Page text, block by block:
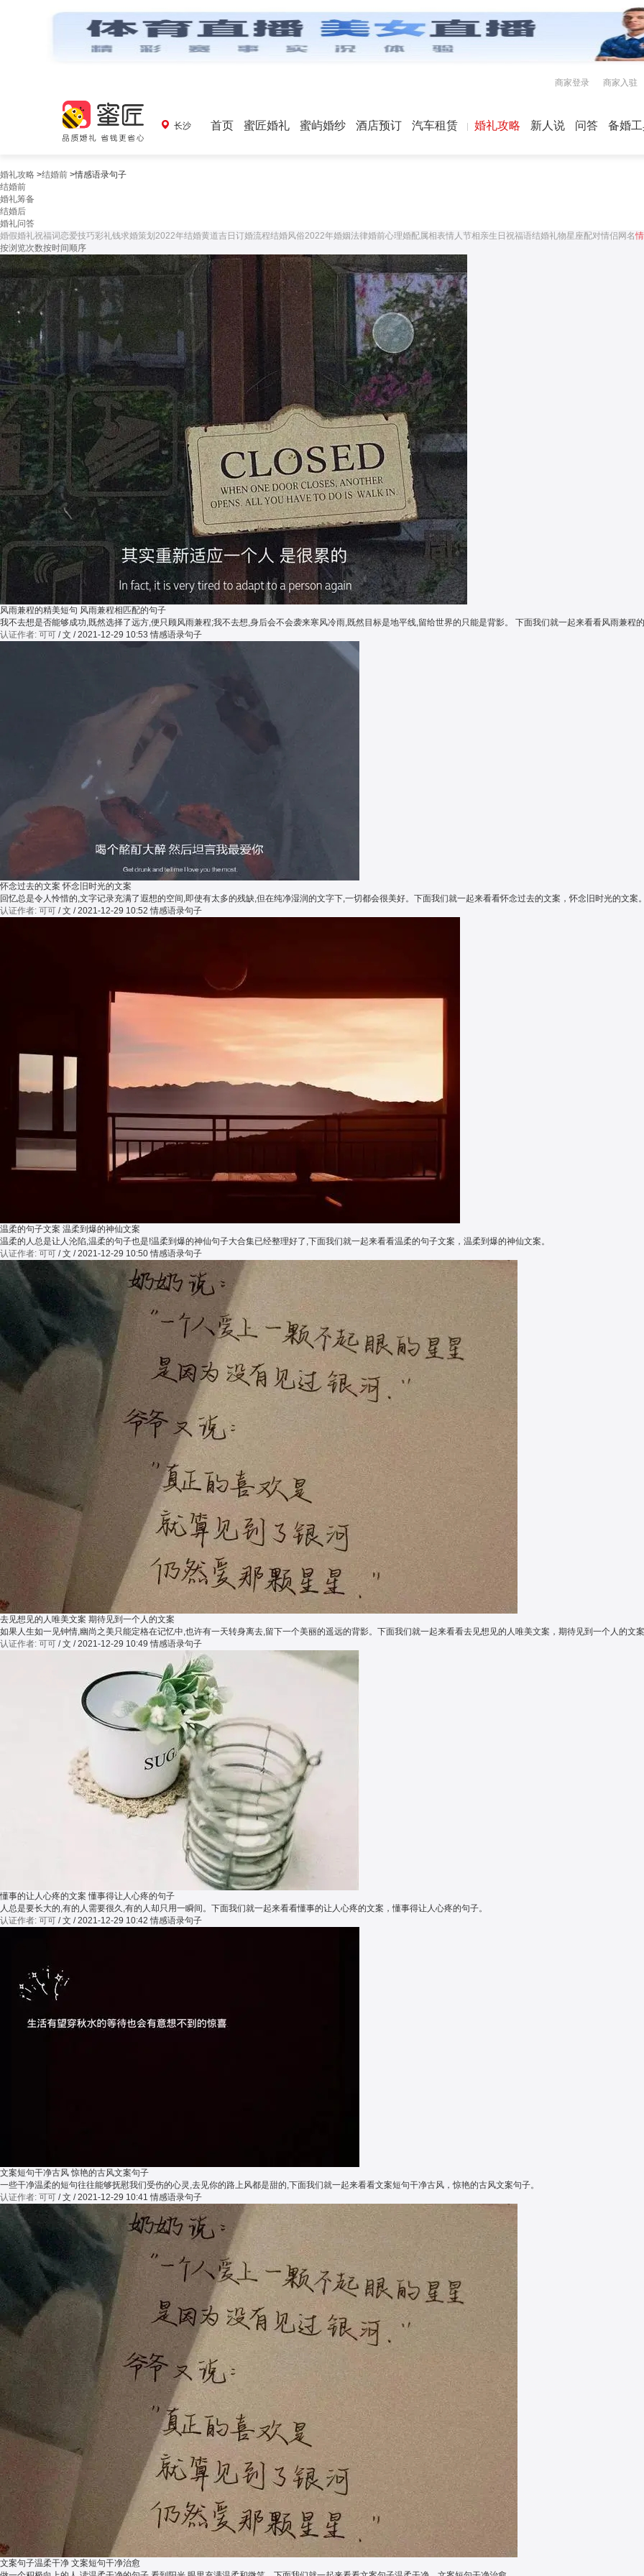
商家登录 商家入驻
长沙 首页 蜜匠婚礼 蜜屿婚纱 酒店预订 汽车租赁 婚礼攻略 新人说 问答 备婚
婚礼攻略 >结婚前 >情感语录句子
结婚前
婚礼筹备
结婚后
婚礼问答
婚假婚礼祝福词恋爱技巧彩礼钱求婚策划 2022年结婚黄道吉日 订婚流程结婚风俗2022年婚姻法律婚前心理婚配属相表情人节相亲生日祝福语结婚礼物星座配对情侣网名
按浏览次数按时间顺序
风雨兼程的精美短句 风雨兼程相匹配的句子
我不去想是否能够成功,既然选择了远方,便只顾风雨兼程;我不去想,身后会不会袭来寒风冷雨,既然目标是地平线,留给世界的只能是背影。 下面我们就一起来看看风雨兼程
认证作者: 可可 / 文 / 2021-12-29 10:53情感语录句子
怀念过去的文案 怀念旧时光的文案
回忆总是令人怜惜的,文字记录充满了遐想的空间,即使有太多的残缺,但在纯净湿润的文字下,一切都会很美好。下面我们就一起来看看怀念过去的文案，怀念旧时光的文案
认证作者: 可可 / 文 / 2021-12-29 10:52情感语录句子
温柔的句子文案 温柔到爆的神仙文案
温柔的人总是让人沦陷,温柔的句子也是!温柔到爆的神仙句子大合集已经整理好了,下面我们就一起来看看温柔的句子文案，温柔到爆的神仙文案。
认证作者: 可可 / 文 / 2021-12-29 10:50情感语录句子
去见想见的人唯美文案 期待见到一个人的文案
如果人生如一见钟情,幽尚之美只能定格在记忆中,也许有一天转身离去,留下一个美丽的遥远的背影。下面我们就一起来看看去见想见的人唯美文案，期待见到一个人的文
认证作者: 可可 / 文 / 2021-12-29 10:49情感语录句子
懂事的让人心疼的文案 懂事得让人心疼的句子
人总是要长大的,有的人需要很久,有的人却只用一瞬间。下面我们就一起来看看懂事的让人心疼的文案，懂事得让人心疼的句子。
认证作者: 可可 / 文 / 2021-12-29 10:42情感语录句子
文案短句干净古风 惊艳的古风文案句子
一些干净温柔的短句往往能够抚慰我们受伤的心灵,去见你的路上风都是甜的,下面我们就一起来看看文案短句干净古风，惊艳的古风文案句子。
认证作者: 可可 / 文 / 2021-12-29 10:41情感语录句子
文案句子温柔干净 文案短句干净治愈